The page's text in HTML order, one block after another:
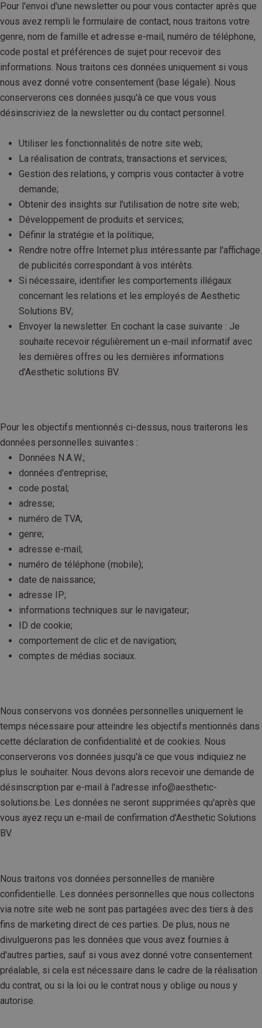
Pour l'envoi d'une newsletter ou pour vous contacter après que
vous avez rempli le formulaire de contact, nous traitons votre
genre, nom de famille et adresse e-mail, numéro de téléphone,
code postal et préférences de sujet pour recevoir des
informations. Nous traitons ces données uniquement si vous
nous avez donné votre consentement (base légale). Nous
conserverons ces données jusqu'à ce que vous vous
désinscriviez de la newsletter ou du contact personnel.
Utiliser les fonctionnalités de notre site web;
La réalisation de contrats, transactions et services;
Gestion des relations, y compris vous contacter à votre
demande;
Obtenir des insights sur l'utilisation de notre site web;
Développement de produits et services;
Définir la stratégie et la politique;
Rendre notre offre Internet plus intéressante par l'affichage
de publicités correspondant à vos intérêts.
Si nécessaire, identifier les comportements illégaux
concernant les relations et les employés de Aesthetic
Solutions BV;
Envoyer la newsletter. En cochant la case suivante : Je
souhaite recevoir régulièrement un e-mail informatif avec
les dernières offres ou les dernières informations
d'Aesthetic solutions BV.
Pour les objectifs mentionnés ci-dessus, nous traiterons les
données personnelles suivantes :
Données N.A.W.;
données d'entreprise;
code postal;
adresse;
numéro de TVA;
genre;
adresse e-mail;
numéro de téléphone (mobile);
date de naissance;
adresse IP;
informations techniques sur le navigateur;
ID de cookie;
comportement de clic et de navigation;
comptes de médias sociaux.
Nous conservons vos données personnelles uniquement le
temps nécessaire pour atteindre les objectifs mentionnés dans
cette déclaration de confidentialité et de cookies. Nous
conserverons vos données jusqu'à ce que vous indiquiez ne
plus le souhaiter. Nous devons alors recevoir une demande de
désinscription par e-mail à l'adresse info@aesthetic-
solutions.be. Les données ne seront supprimées qu'après que
vous ayez reçu un e-mail de confirmation d'Aesthetic Solutions
BV.
Nous traitons vos données personnelles de manière
confidentielle. Les données personnelles que nous collectons
via notre site web ne sont pas partagées avec des tiers à des
fins de marketing direct de ces parties. De plus, nous ne
divulguerons pas les données que vous avez fournies à
d'autres parties, sauf si vous avez donné votre consentement
préalable, si cela est nécessaire dans le cadre de la réalisation
du contrat, ou si la loi ou le contrat nous y oblige ou nous y
autorise.